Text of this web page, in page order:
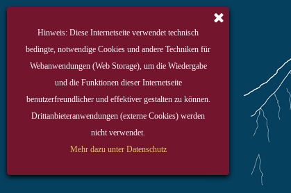
Hinweis: Diese Internetseite verwendet technisch
bedingte, notwendige Cookies und andere Techniken für
Webanwendungen (Web Storage), um die Wiedergabe
und die Funktionen dieser Internetseite
benutzerfreundlicher und effektiver gestalten zu können.
Drittanbieteranwendungen (externe Cookies) werden
nicht verwendet.
Mehr dazu unter Datenschutz